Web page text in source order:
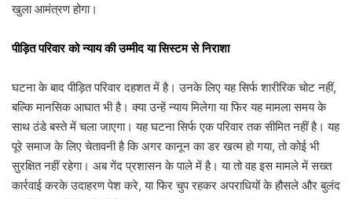
खुला आमंत्रण होगा।
पीड़ित परिवार को न्याय की उम्मीद या सिस्टम से निराशा
घटना के बाद पीड़ित परिवार दहशत में है। उनके लिए यह सिर्फ शारीरिक चोट नहीं,
बल्कि मानसिक आघात भी है। क्या उन्हें न्याय मिलेगा या फिर यह मामला समय के
साथ ठंडे बस्ते में चला जाएगा। यह घटना सिर्फ एक परिवार तक सीमित नहीं है। यह
पूरे समाज के लिए चेतावनी है कि अगर कानून का डर खत्म हो गया, तो कोई भी
सुरक्षित नहीं रहेगा। अब गेंद प्रशासन के पाले में है। या तो वह इस मामले में सख्त
कार्रवाई करके उदाहरण पेश करे, या फिर चुप रहकर अपराधियों के हौसले और बुलंद